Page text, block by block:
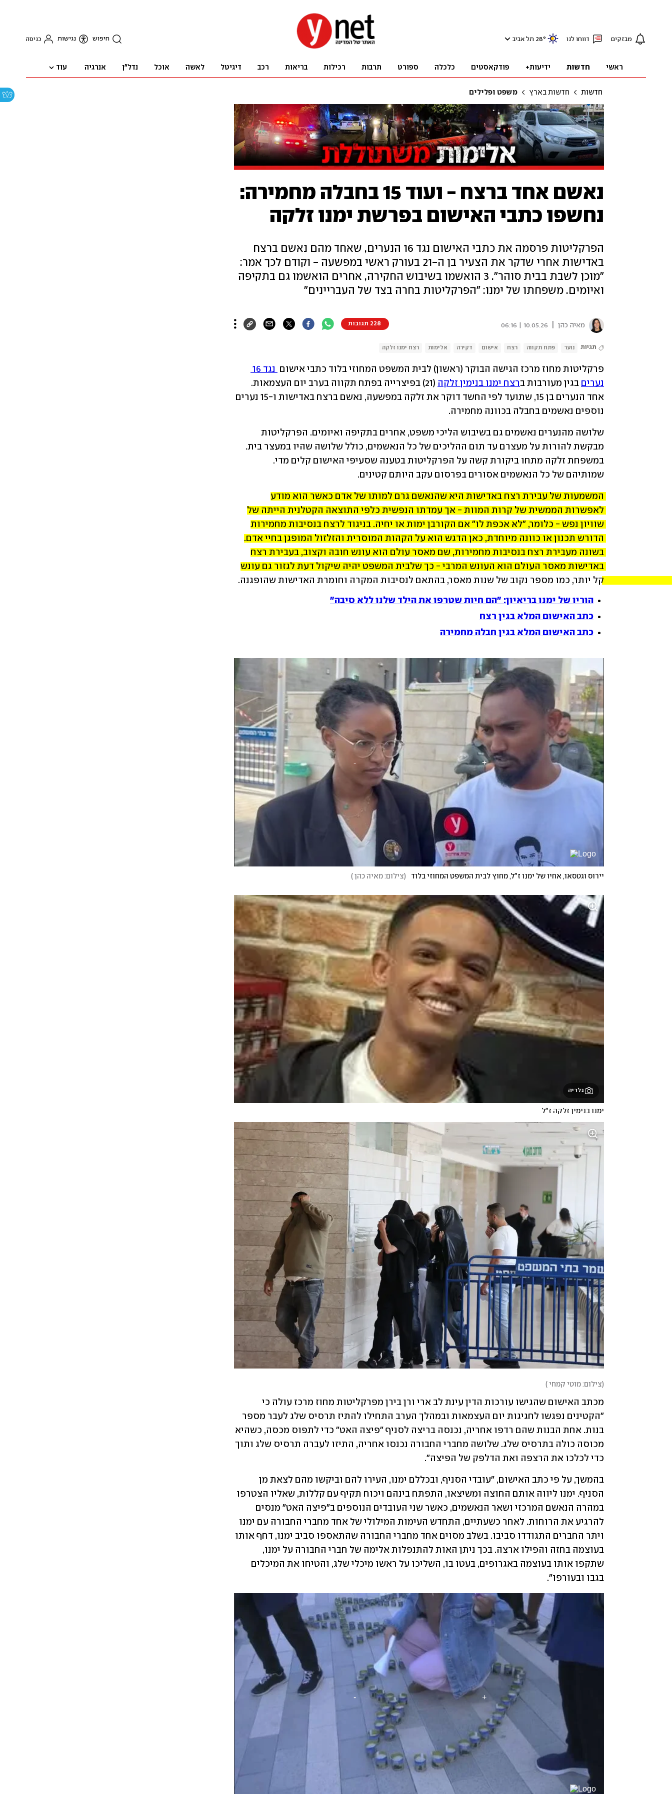
מבזקים דווחו לנו 28° תל אביב חיפוש נגישות כניסה
ראשי חדשות ידיעות+ פודקאסטים כלכלה ספורט תרבות רכילות בריאות רכב דיגיטל לאשה אוכל נדל"ן אנרגיה עוד
חדשות חדשות בארץ משפט ופלילים
נאשם אחד ברצח - ועוד 15 בחבלה מחמירה:
נחשפו כתבי האישום בפרשת ימנו זלקה
הפרקליטות פרסמה את כתבי האישום נגד 16 הנערים, שאחד מהם נאשם ברצח
באדישות אחרי שדקר את הצעיר בן ה-21 בעורק ראשי במפשעה - וקודם לכך אמר:
"מוכן לשבת בבית סוהר". 3 הואשמו בשיבוש החקירה, אחרים הואשמו גם בתקיפה
ואיומים. משפחתו של ימנו: "הפרקליטות בחרה בצד של העבריינים"
מאיה כהן 10.05.26 | 06:16 228 תגובות
תגיות נוער פתח תקווה רצח אישום דקירה אלימות רצח ימנו זלקה
פרקליטות מחוז מרכז הגישה הבוקר (ראשון) לבית המשפט המחוזי בלוד כתבי אישום
נערים בגין מעורבות ברצח ימנו בנימין זלקה
נוספים נאשמים בחבלה בכוונה מחמירה.
שמותיהם של כל הנאשמים אסורים בפרסום עקב היותם קטינים.
קל יותר, כמו מספר נקוב של שנות מאסר, בהתאם לנסיבות המקרה וחומרת האדישות שהופגנה.
הוריו של ימנו בריאיון: "הם חיות שטרפו את הילד שלנו ללא סיבה"
כתב האישום המלא בגין רצח
כתב האישום המלא בגין חבלה מחמירה
יירוס וגטסאו, אחיו של ימנו ז"ל, מחוץ לבית המשפט המחוזי בלוד (צילום: מאיה כהן )
גלריה
ימנו בנימין זלקה ז"ל
(צילום: מוטי קמחי )
כדי לכלכו את הרצפה ואת הדלפק של הפיצה".
בגבו ובעורפו".